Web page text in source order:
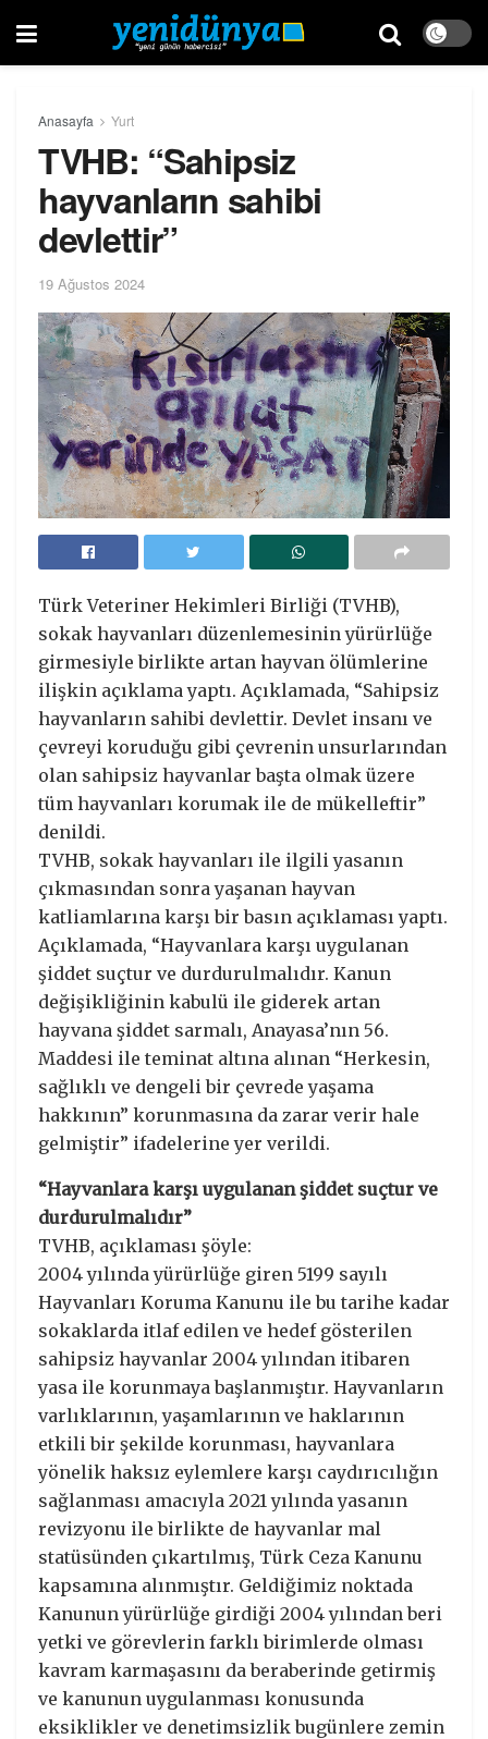
Anasayfa Yurt
TVHB: “Sahipsiz
hayvanların sahibi
devlettir”
19 Ağustos 2024
Türk Veteriner Hekimleri Birliği (TVHB),
sokak hayvanları düzenlemesinin yürürlüğe
girmesiyle birlikte artan hayvan ölümlerine
ilişkin açıklama yaptı. Açıklamada, “Sahipsiz
hayvanların sahibi devlettir. Devlet insanı ve
çevreyi koruduğu gibi çevrenin unsurlarından
olan sahipsiz hayvanlar başta olmak üzere
tüm hayvanları korumak ile de mükelleftir”
denildi.
TVHB, sokak hayvanları ile ilgili yasanın
çıkmasından sonra yaşanan hayvan
katliamlarına karşı bir basın açıklaması yaptı.
Açıklamada, “Hayvanlara karşı uygulanan
şiddet suçtur ve durdurulmalıdır. Kanun
değişikliğinin kabulü ile giderek artan
hayvana şiddet sarmalı, Anayasa’nın 56.
Maddesi ile teminat altına alınan “Herkesin,
sağlıklı ve dengeli bir çevrede yaşama
hakkının” korunmasına da zarar verir hale
gelmiştir” ifadelerine yer verildi.
“Hayvanlara karşı uygulanan şiddet suçtur ve
durdurulmalıdır”
TVHB, açıklaması şöyle:
2004 yılında yürürlüğe giren 5199 sayılı
Hayvanları Koruma Kanunu ile bu tarihe kadar
sokaklarda itlaf edilen ve hedef gösterilen
sahipsiz hayvanlar 2004 yılından itibaren
yasa ile korunmaya başlanmıştır. Hayvanların
varlıklarının, yaşamlarının ve haklarının
etkili bir şekilde korunması, hayvanlara
yönelik haksız eylemlere karşı caydırıcılığın
sağlanması amacıyla 2021 yılında yasanın
revizyonu ile birlikte de hayvanlar mal
statüsünden çıkartılmış, Türk Ceza Kanunu
kapsamına alınmıştır. Geldiğimiz noktada
Kanunun yürürlüğe girdiği 2004 yılından beri
yetki ve görevlerin farklı birimlerde olması
kavram karmaşasını da beraberinde getirmiş
ve kanunun uygulanması konusunda
eksiklikler ve denetimsizlik bugünlere zemin